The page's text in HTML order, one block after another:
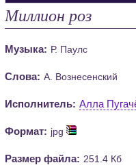
Миллион роз
Музыка: Р. Паулс
Слова: А. Вознесенский
Исполнитель: Алла
Формат: jpg
Размер файла: 251.4 Кб